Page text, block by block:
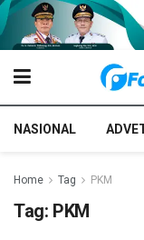
NASIONAL
Home Tag PKM
Tag: PKM